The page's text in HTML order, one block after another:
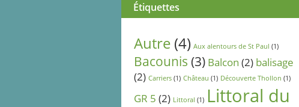
Étiquettes
Autre (4) Aux alentours de St Paul (1)
Bacounis (3) Balcon (2) balisage
(2) Carriers (1) Château (1) Découverte Thollon (1)
GR 5 (2) Littoral (1) Littoral du